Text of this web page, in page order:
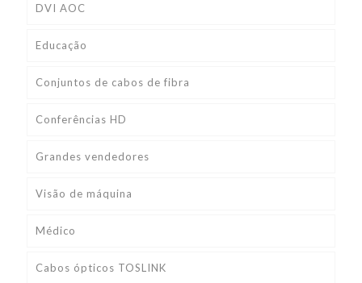
DVI AOC
Educação
Conjuntos de cabos de fibra
Conferências HD
Grandes vendedores
Visão de máquina
Médico
Cabos ópticos TOSLINK